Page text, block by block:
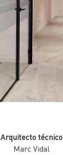
Arquitecto técnico
Marc Vidal